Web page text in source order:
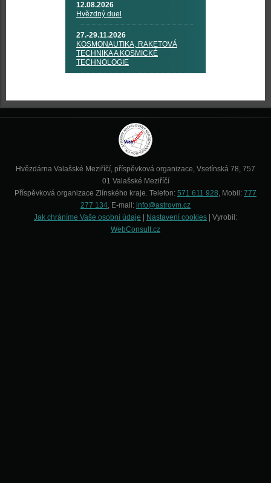
12.08.2026
Hvězdný duel
27.-29.11.2026
KOSMONAUTIKA, RAKETOVÁ
TECHNIKA A KOSMICKÉ
TECHNOLOGIE
Hvězdárna Valašské Meziříčí, příspěvková organizace, Vsetínská 78, 757
01 Valašské Meziříčí
Příspěvková organizace Zlínského kraje. Telefon: 571 611 928, Mobil: 777
277 134, E-mail: info@astrovm.cz
Jak chráníme Vaše osobní údaje
Nastavení cookies | Vyrobil:
WebConsult.cz